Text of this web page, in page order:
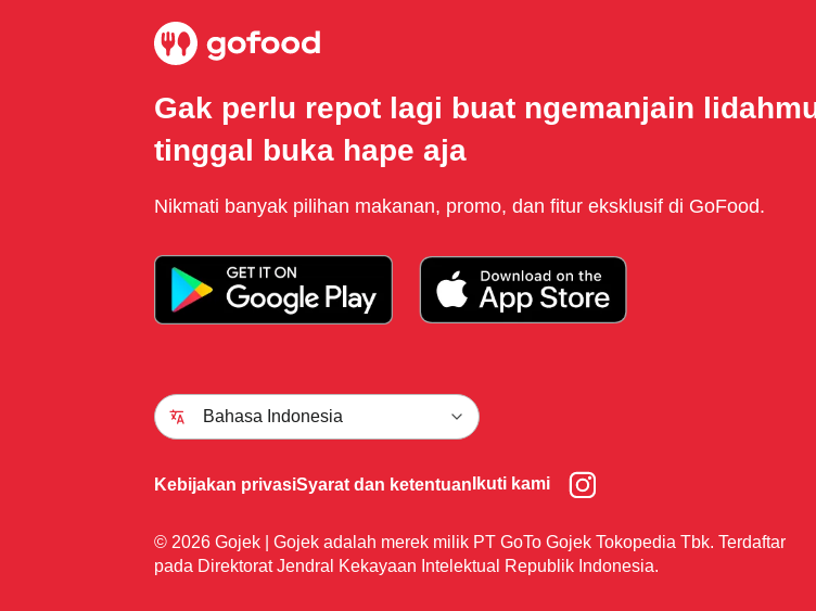
Gak perlu repot lagi buat ngemanjain
tinggal buka hape aja
Nikmati banyak pilihan makanan, promo, dan fitur eksklusif di GoFood.
Bahasa Indonesia
Kebijakan privasiSyarat dan ketentuan Ikuti kami
© 2026 Gojek | Gojek adalah merek milik PT GoTo Gojek Tokopedia Tbk. Terdaftar
pada Direktorat Jendral Kekayaan Intelektual Republik Indonesia.